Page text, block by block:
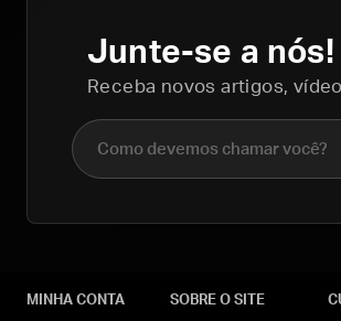
Junte-se a nós!
Receba novos artigos,
Nome completo
MINHA CONTA SOBRE O SITE